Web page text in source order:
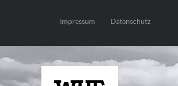
Impressum Datenschutz